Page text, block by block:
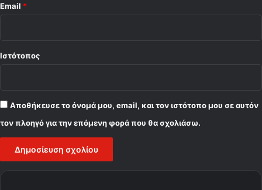
Email *
Ιστότοπος
Αποθήκευσε το όνομά μου, email, και τον ιστότοπο μου σε αυτόν
τον πλοηγό για την επόμενη φορά που θα σχολιάσω.